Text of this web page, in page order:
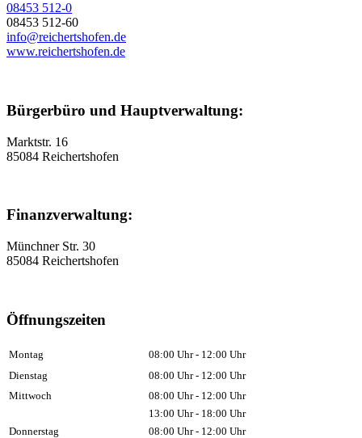
08453 512-0
08453 512-60
info@reichertshofen.de
www.reichertshofen.de
Bürgerbüro und Hauptverwaltung:
Marktstr. 16
85084 Reichertshofen
Finanzverwaltung:
Münchner Str. 30
85084 Reichertshofen
Öffnungszeiten
Montag
08:00 Uhr - 12:00 Uhr
Dienstag
08:00 Uhr - 12:00 Uhr
Mittwoch
08:00 Uhr - 12:00 Uhr
13:00 Uhr - 18:00 Uhr
Donnerstag
08:00 Uhr - 12:00 Uhr